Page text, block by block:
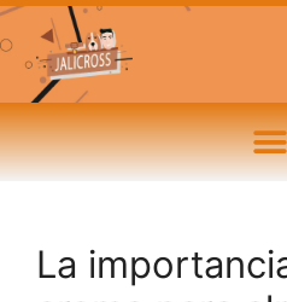
La